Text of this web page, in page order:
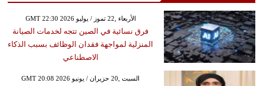
GMT 22:30 2026 الأربعاء ,22 تموز / يوليو
فرق نسائية في الصين تتجه لخدمات الصيانة
المنزلية لمواجهة فقدان الوظائف بسبب الذكاء
الاصطناعي
GMT 20:08 2026 السبت ,20 حزيران / يونيو